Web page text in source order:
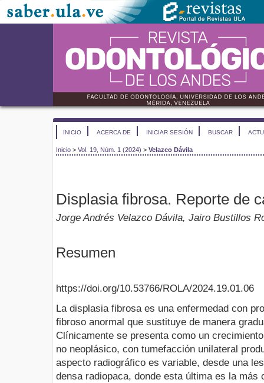
INICIO ACERCA DE INICIAR SESIÓN BUSCAR
Inicio > Vol. 19, Núm. 1 (2024) > Velazco Dávila
Displasia fibrosa. Reporte de
Jorge Andrés Velazco Dávila, Jairo Bustillos
Resumen
https://doi.org/10.53766/ROLA/2024.19.01.06
La displasia fibrosa es una enfermedad con
fibroso anormal que sustituye de manera
Clínicamente se presenta como un
no neoplásico, con tumefacción unilateral
aspecto radiográfico es variable, desde una
densa radiopaca, donde esta última es la más